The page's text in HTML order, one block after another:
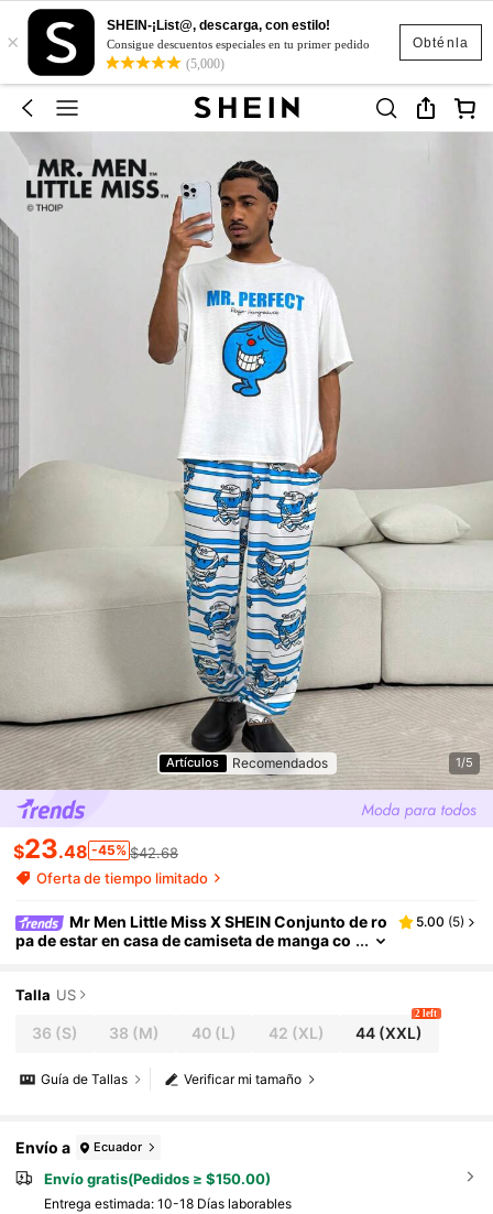
Obténla
×
SHEIN-¡List@, descarga, con estilo!
Consigue descuentos especiales en tu primer pedido
(5,000)
Artículos Recomendados 1/5
$23.48 -45% $42.68
Oferta de tiempo limitado
Mr Men Little Miss X SHEIN Conjunto de ro
pa de estar en casa de camiseta de manga co
para el verano
5.00 (5)
Talla US
36 (S) 38 (M) 40(L) 42 (XL) 44 (XXL)
2 left
Verificar mi tamaño
Guía de Tallas
Envío a Ecuador
Envío gratis(Pedidos ≥ $150.00)
Entrega estimada: 10-18 Días laborables